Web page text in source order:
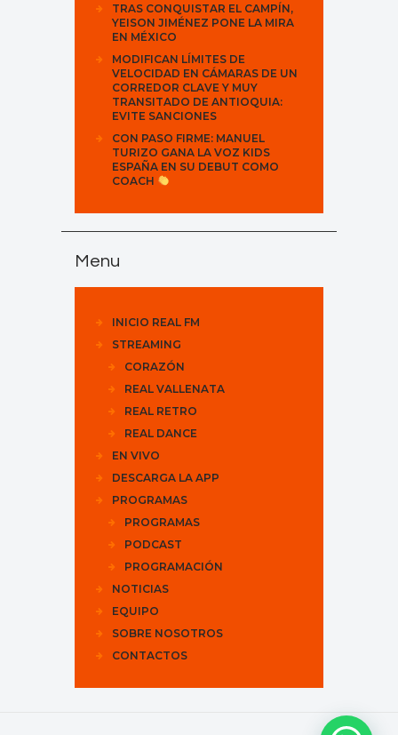
TRAS CONQUISTAR EL CAMPÍN,
YEISON JIMÉNEZ PONE LA MIRA
EN MÉXICO
MODIFICAN LÍMITES DE
VELOCIDAD EN CÁMARAS DE UN
CORREDOR CLAVE Y MUY
TRANSITADO DE ANTIOQUIA:
EVITE SANCIONES
CON PASO FIRME: MANUEL
TURIZO GANA LA VOZ KIDS
ESPAÑA EN SU DEBUT COMO
COACH
Menu
INICIO REAL FM
STREAMING
CORAZÓN
REAL VALLENATA
REAL RETRO
REAL DANCE
EN VIVO
DESCARGA LA APP
PROGRAMAS
PROGRAMAS
PODCAST
PROGRAMACIÓN
NOTICIAS
EQUIPO
SOBRE NOSOTROS
CONTACTOS